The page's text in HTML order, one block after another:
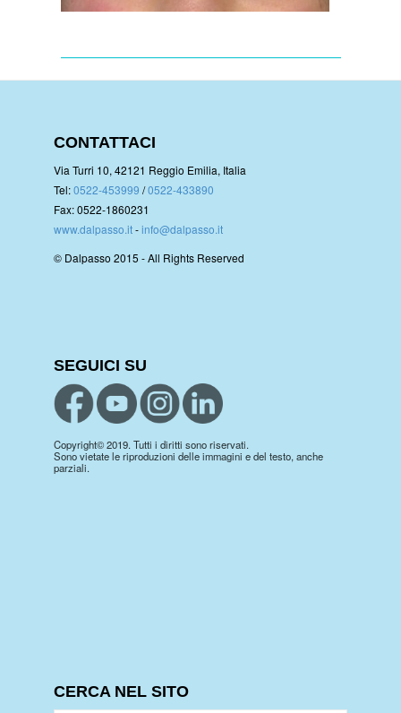
CONTATTACI
Via Turri 10, 42121 Reggio Emilia, Italia
Tel:0522-453999 /0522-433890
Fax: 0522-1860231
www.dalpasso.it-info@dalpasso.it
© Dalpasso 2015 - All Rights Reserved
SEGUICI SU
Copyright© 2019. Tutti i diritti sono riservati.
Sono vietate le riproduzioni delle immagini e del testo, anche
parziali.
CERCA NEL SITO